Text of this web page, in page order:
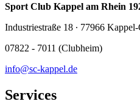
Sport Club Kappel am Rhein
Industriestraße 18 ∙ 77966
07822 - 7011 (Clubheim)
info@sc-kappel.de
Services